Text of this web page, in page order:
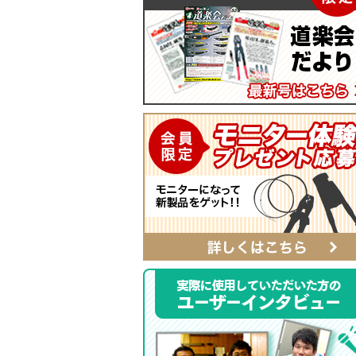
電工ジョイント
自動ポンチ
全ネジレンチ・ソケット
LEDライト
カチッとホルダー
SmartShuttoシリーズ
ソフトフィットシリーズ
SmartEdgeシリーズ
ハイクオリティ・レザーシリーズ
レザーシリーズ ナチュラル&ブラック
タイプ
ベルト
αシリーズ
タフロン電工ポケット
ハンマーホルダー